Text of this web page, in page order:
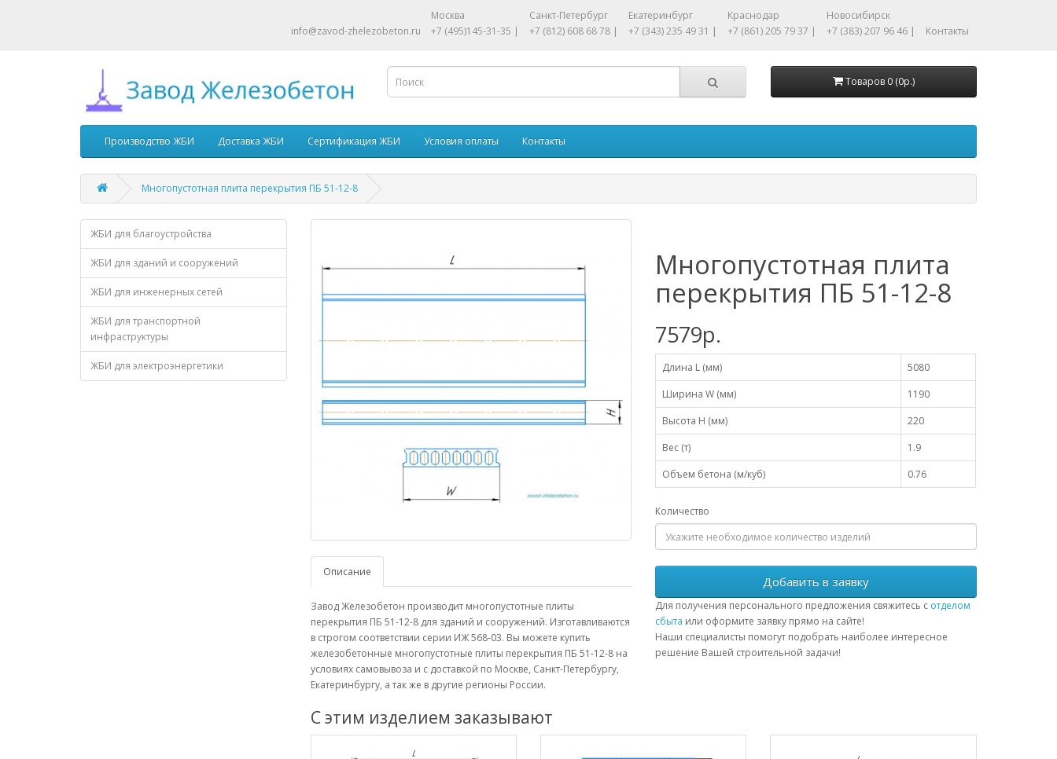
info@zavod-zhelezobeton.ru
Москва
+7 (495)145-31-35 |
Санкт-Петербург
+7 (812) 608 68 78 |
Екатеринбург
+7 (343) 235 49 31 |
Краснодар
+7 (861) 205 79 37 |
Новосибирск
+7 (383) 207 96 46 |
Контакты
Товаров 0 (0р.)
Производство ЖБИ Доставка ЖБИ Сертификация ЖБИ Условия оплаты Контакты
Многопустотная плита перекрытия ПБ 51-12-8
ЖБИ для благоустройства
ЖБИ для зданий и сооружений
ЖБИ для инженерных сетей
ЖБИ для транспортной
инфраструктуры
ЖБИ для электроэнергетики
Описание
Завод Железобетон производит многопустотные плиты
перекрытия ПБ 51-12-8 для зданий и сооружений. Изготавливаются
в строгом соответствии серии ИЖ 568-03. Вы можете купить
железобетонные многопустотные плиты перекрытия ПБ 51-12-8 на
условиях самовывоза и с доставкой по Москве, Санкт-Петербургу,
Екатеринбургу, а так же в другие регионы России.
Многопустотная плита
перекрытия ПБ 51-12-8
7579р.
Длина L (мм)
5080
Ширина W (мм)
1190
Высота H (мм)
220
Вес (т)
1.9
Объем бетона (м/куб)
0.76
Количество
Добавить в заявку
Для получения персонального предложения свяжитесь с отделом
сбыта или оформите заявку прямо на сайте!
Наши специалисты помогут подобрать наиболее интересное
решение Вашей строительной задачи!
С этим изделием заказывают